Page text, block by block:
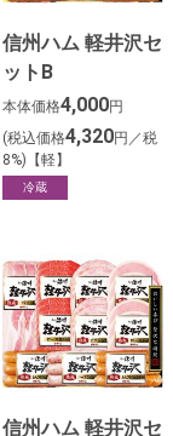
信州ハム 軽井沢セ
ットB
本体価格4,000円
(税込価格4,320円／税
8%)【軽】
冷蔵
信州ハム 軽井沢セ